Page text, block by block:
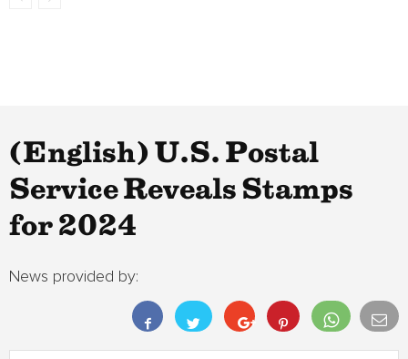
(English) U.S. Postal
Service Reveals Stamps
for 2024
News provided by: